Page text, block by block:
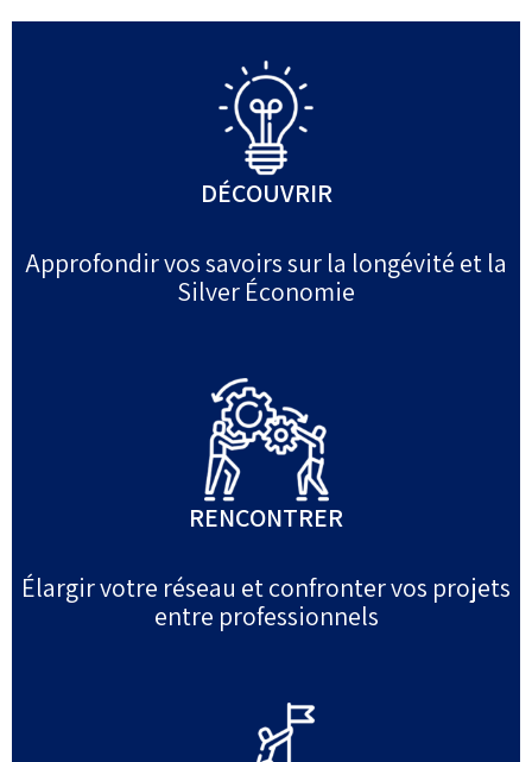
DÉCOUVRIR
Approfondir vos savoirs sur la longévité et la
Silver Économie
RENCONTRER
Élargir votre réseau et confronter vos projets
entre professionnels